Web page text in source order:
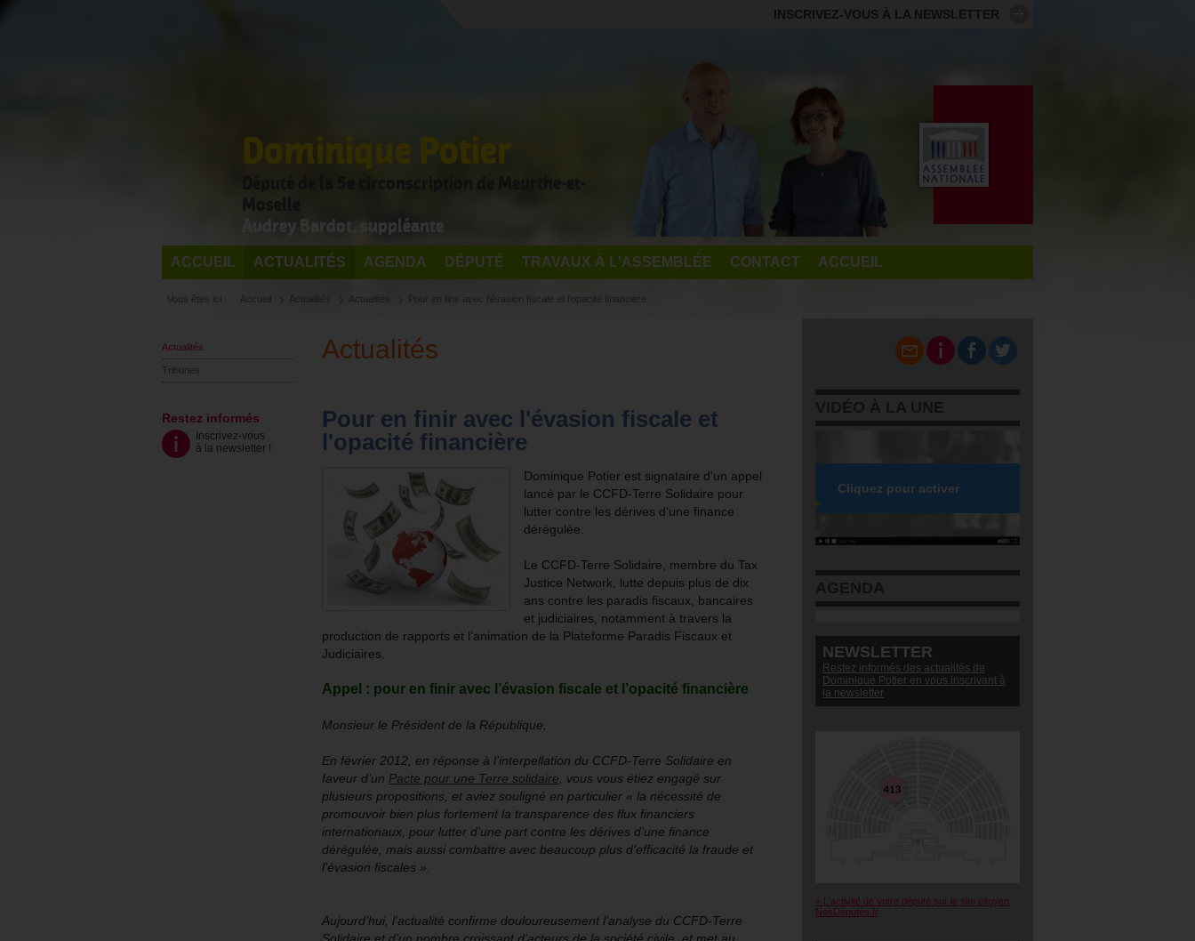
INSCRIVEZ-VOUS À LA NEWSLETTER
Dominique Potier
Audrey Bardot, suppléante
ACCUEIL ACTUALITÉS AGENDA DÉPUTÉ TRAVAUX À L'ASSEMBLÉE CONTACT ACCUEIL
Vous êtes ici : Accueil Actualités Actualités Pour en finir avec l'évasion fiscale et l'opacité financière
Actualités
Tribunes
Restez informés
Inscrivez-vous
à la newsletter !
NEWSLETTER
Restez informés des actualités de
Dominique Potier en vous inscrivant à
la newsletter
> L'activité de votre député sur le site citoyen
NosDéputés.fr
Actualités
Pour en finir avec l'évasion fiscale et
l'opacité financière
Dominique Potier est signataire d'un appel
lancé par le CCFD-Terre Solidaire pour
lutter contre les dérives d'une finance
dérégulée.
Le CCFD-Terre Solidaire, membre du Tax
Justice Network, lutte depuis plus de dix
ans contre les paradis fiscaux, bancaires
et judiciaires, notamment à travers la
production de rapports et l’animation de la Plateforme Paradis Fiscaux et
Judiciaires.
Appel : pour en finir avec l’évasion fiscale et l’opacité financière
Monsieur le Président de la République,
En février 2012, en réponse à l’interpellation du CCFD-Terre Solidaire en
faveur d’un Pacte pour une Terre solidaire , vous vous étiez engagé sur
plusieurs propositions, et aviez souligné en particulier « la nécessité de
promouvoir bien plus fortement la transparence des flux financiers
internationaux, pour lutter d’une part contre les dérives d’une finance
dérégulée, mais aussi combattre avec beaucoup plus d’efficacité la fraude et
l’évasion fiscales ».
Aujourd’hui, l’actualité confirme douloureusement l’analyse du CCFD-Terre